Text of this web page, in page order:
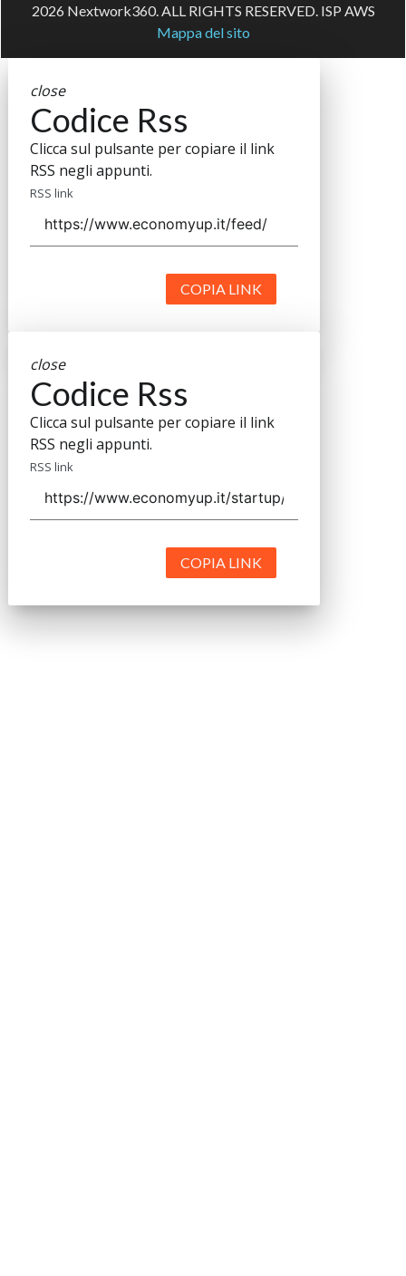
2026 Nextwork360. ALL RIGHTS RESERVED. ISP AWS
Mappa del sito
close
Codice Rss
Clicca sul pulsante per copiare il link
RSS negli appunti.
RSS link
COPIA LINK
close
Codice Rss
Clicca sul pulsante per copiare il link
RSS negli appunti.
RSS link
COPIA LINK